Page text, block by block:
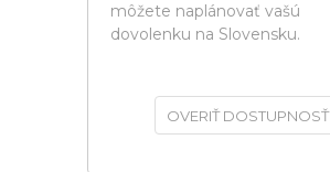
môžete naplánovať vašú
dovolenku na Slovensku.
OVERIŤ DOSTUPNOSŤ